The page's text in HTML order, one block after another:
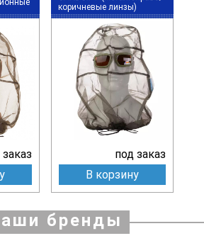
коричневые линзы)
под заказ
В корзину
бренды